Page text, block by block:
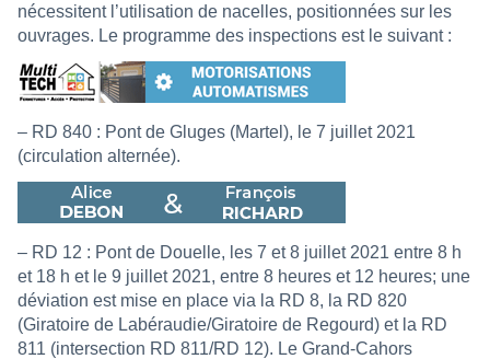
nécessitent l’utilisation de nacelles, positionnées sur les
ouvrages. Le programme des inspections est le suivant :
– RD 840 : Pont de Gluges (Martel), le 7 juillet 2021
(circulation alternée).
– RD 12 : Pont de Douelle, les 7 et 8 juillet 2021 entre 8 h
et 18 h et le 9 juillet 2021, entre 8 heures et 12 heures; une
déviation est mise en place via la RD 8, la RD 820
(Giratoire de Labéraudie/Giratoire de Regourd) et la RD
811 (intersection RD 811/RD 12). Le Grand-Cahors